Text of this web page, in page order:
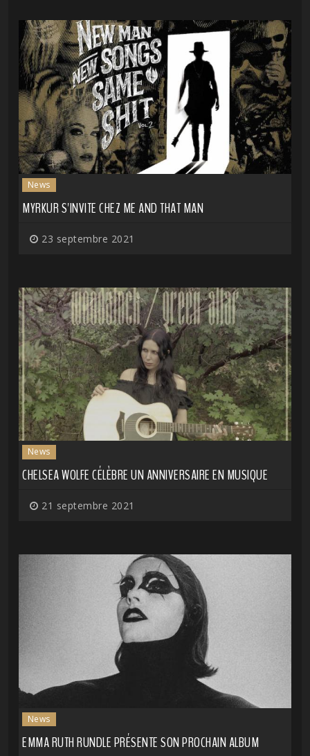
News
MYRKUR S'INVITE CHEZ ME AND THAT MAN
23 septembre 2021
News
CHELSEA WOLFE CÉLÈBRE UN ANNIVERSAIRE EN MUSIQUE
21 septembre 2021
News
EMMA RUTH RUNDLE PRÉSENTE SON PROCHAIN ALBUM